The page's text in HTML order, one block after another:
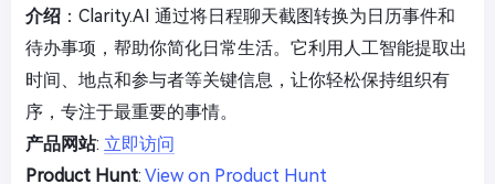
介绍 ：Clarity.AI 通过将日程聊天截图转换为日历事件和
待办事项，帮助你简化日常生活。它利用人工智能提取出
时间、地点和参与者等关键信息，让你轻松保持组织有
序，专注于最重要的事情。
产品网站: 立即访问
Product Hunt: View on Product Hunt